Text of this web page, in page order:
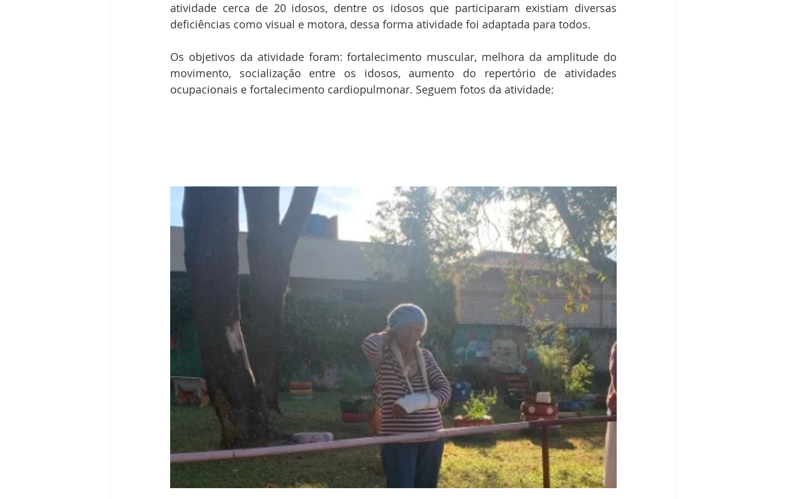
atividade cerca de 20 idosos, dentre os idosos que participaram existiam diversas
deficiências como visual e motora, dessa forma atividade foi adaptada para todos.
Os objetivos da atividade foram: fortalecimento muscular, melhora da amplitude do
movimento, socialização entre os idosos, aumento do repertório de atividades
ocupacionais e fortalecimento cardiopulmonar. Seguem fotos da atividade: